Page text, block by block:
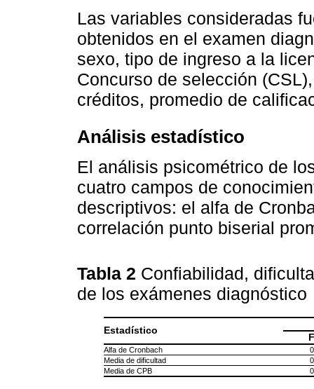
Las variables consideradas
obtenidos en el examen
sexo, tipo de ingreso a la
Concurso de selección
créditos, promedio de
Análisis estadístico
El análisis psicométrico de
cuatro campos de
descriptivos: el alfa de
correlación punto biserial
Tabla 2 Confiabilidad,
de los exámenes diagnóstico
Estadístico
Alfa de Cronbach
Media de dificultad
Media de CPB